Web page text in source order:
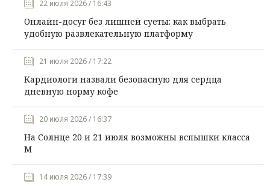
22 июля 2026 / 16:43
Онлайн-досуг без лишней суеты: как выбрать
удобную развлекательную платформу
21 июля 2026 / 17:22
Кардиологи назвали безопасную для сердца
дневную норму кофе
20 июля 2026 / 16:37
На Солнце 20 и 21 июля возможны вспышки класса
М
14 июля 2026 / 17:39